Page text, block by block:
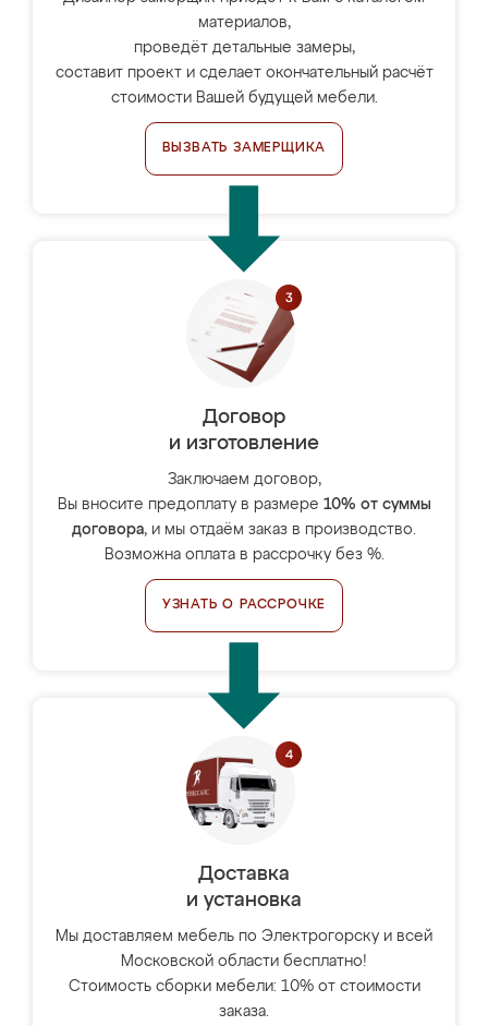
материалов,
проведёт детальные замеры,
составит проект и сделает окончательный расчёт
стоимости Вашей будущей мебели.
ВЫЗВАТЬ ЗАМЕРЩИКА
Договор
и изготовление
Заключаем договор,
Вы вносите предоплату в размере 10% от суммы
договора, и мы отдаём заказ в производство.
Возможна оплата в рассрочку без %.
УЗНАТЬ О РАССРОЧКЕ
Доставка
и установка
Мы доставляем мебель по Электрогорску и всей
Московской области бесплатно!
Стоимость сборки мебели: 10% от стоимости
заказа.